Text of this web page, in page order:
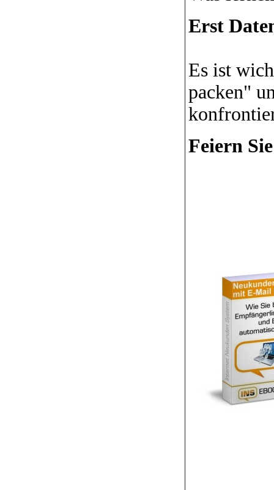
Erst
Es ist
packen"
Feiern